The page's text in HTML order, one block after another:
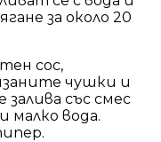
за около 20
сос,
чушки и
със смес
малко вода.